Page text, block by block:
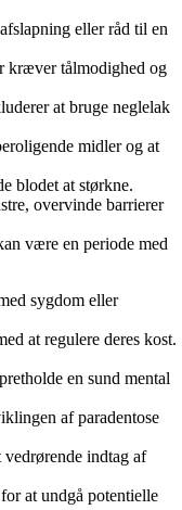
eller råd til en
kræver tålmodighed og
at bruge neglelak
midler og at
blodet at størkne.
overvinde barrierer
være en periode med
sygdom eller
at regulere deres kost.
en sund mental
af paradentose
indtag af
at undgå potentielle